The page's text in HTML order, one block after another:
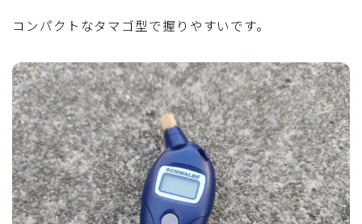
コンパクトなタマゴ型で握りやすいです。